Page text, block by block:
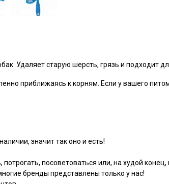
Удаляет старую шерсть, грязь и подходит
приближаясь к корням. Если у вашего
значит так оно и есть!
посоветоваться или, на худой конец,
бренды представлены только у нас!